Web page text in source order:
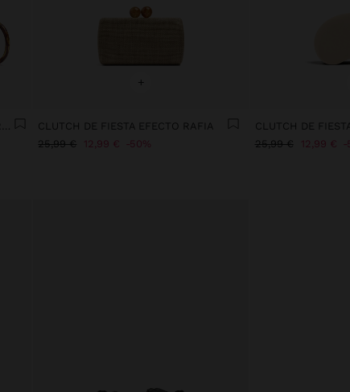
BOLSO DE MANO SOBRE EFECTO RAFIA CON ARO
+
CLUTCH DE FIESTA EFECTO RAFIA
25,99 € 12,99 € 50% 25,99 € 12,99 €